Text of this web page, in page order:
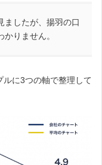
ましたが、揚羽の口
りません。
に3つの軸で整理して